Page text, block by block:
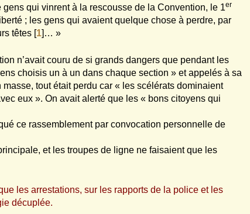
qui vinrent à la rescousse de la Convention, le 1er
; les gens qui avaient quelque chose à perdre, par
têtes [1] … »
n’avait couru de si grands dangers que pendant les
choisis un à un dans chaque section » et appelés à sa
tout était perdu car « les scélérats dominaient
eux ». On avait alerté que les « bons citoyens qui
ce rassemblement par convocation personnelle de
et les troupes de ligne ne faisaient que les
les arrestations, sur les rapports de la police et les
décuplée.